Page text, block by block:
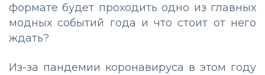
формате будет проходить одно из главных
модных событий года и что стоит от него
ждать?
Из-за пандемии коронавируса в этом году